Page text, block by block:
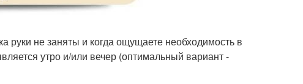
не заняты и когда ощущаете необходимость в
утро и/или вечер (оптимальный вариант -